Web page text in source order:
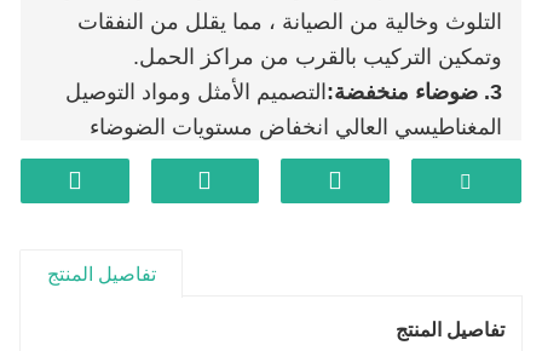
التلوث وخالية من الصيانة ، مما يقلل من النفقات
وتمكين التركيب بالقرب من مراكز الحمل.
3. ضوضاء منخفضة:
التصميم الأمثل ومواد التوصيل
المغناطيسي العالي انخفاض مستويات الضوضاء
بشكل فعال.
بإعادة التحسين بعد الإغلاق على المدى الطويل ، مما
تفاصيل المنتج
تفاصيل المنتج